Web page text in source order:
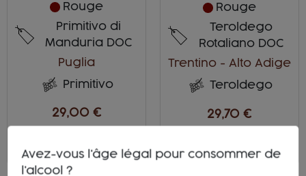
Rouge
Primitivo di
Manduria DOC
Puglia
Primitivo
29,00 €
Rouge
Teroldego
Rotaliano DOC
Trentino - Alto Adige
Teroldego
29,70 €
Avez-vous l'âge légal pour consommer de
l'alcool ?